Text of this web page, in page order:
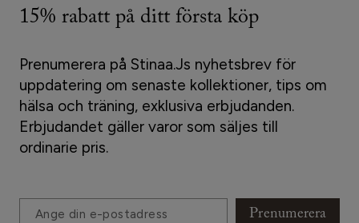
15% rabatt på ditt första köp
Prenumerera på Stinaa.Js nyhetsbrev för
uppdatering om senaste kollektioner, tips om
hälsa och träning, exklusiva erbjudanden.
Erbjudandet gäller varor som säljes till
ordinarie pris.
Prenumerera